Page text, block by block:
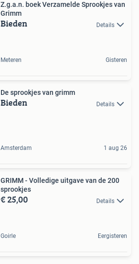
Z.g.a.n. boek Verzamelde Sprookjes van
Grimm
Bieden Details
Meteren Gisteren
De sprookjes van grimm
Bieden Details
Amsterdam 1 aug 26
GRIMM - Volledige uitgave van de 200
sprookjes
€ 25,00 Details
Goirle Eergisteren